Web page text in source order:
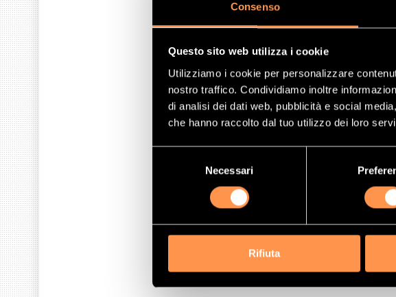
Consenso
Questo sito web utilizza i cookie
Utilizziamo i cookie per personalizzare
nostro traffico. Condividiamo inoltre
di analisi dei dati web, pubblicità e social
che hanno raccolto dal tuo utilizzo dei loro
Necessari
Rifiuta
CITROËN
Acquisto di un
Avete bisogno di un
proteggere la salute
È costituito da un
contatto con i gas nocivi
altre parole, le molecole
convertite in azoto,
; la guida